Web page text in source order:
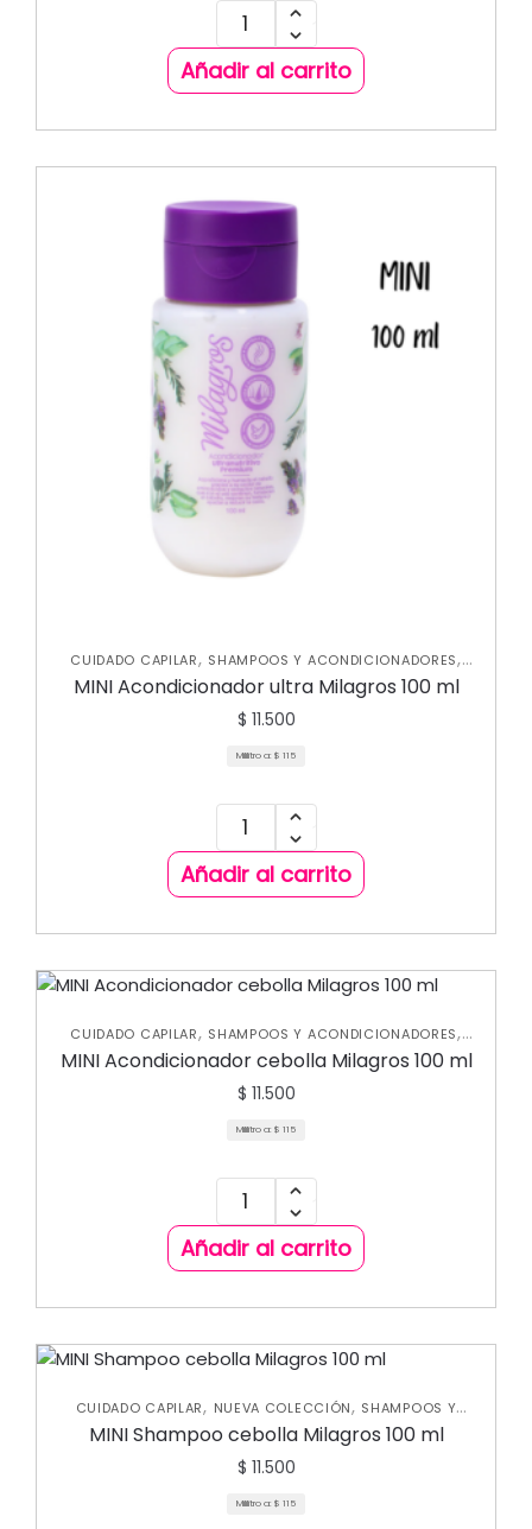
Añadir al carrito
CUIDADO CAPILAR, SHAMPOOS Y ACONDICIONADORES,
TRATAMIENTOS CAPILARES
MINI Acondicionador ultra Milagros 100 ml
$ 11.500
Mililitro a: $ 115
Añadir al carrito
CUIDADO CAPILAR, SHAMPOOS Y ACONDICIONADORES,
TRATAMIENTOS CAPILARES
MINI Acondicionador cebolla Milagros 100 ml
$ 11.500
Mililitro a: $ 115
Añadir al carrito
CUIDADO CAPILAR, NUEVA COLECCIÓN, SHAMPOOS Y
ACONDICIONADORES
MINI Shampoo cebolla Milagros 100 ml
$ 11.500
Mililitro a: $ 115